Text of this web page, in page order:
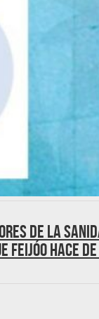
de la
Feijóo hace